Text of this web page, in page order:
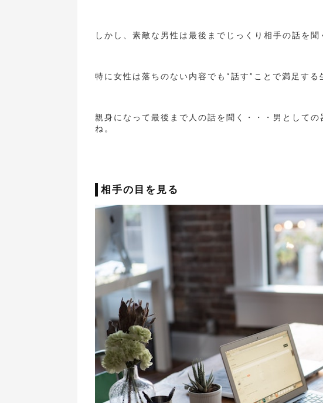
しかし、素敵な男性は最後までじっくり相手の話を聞
特に女性は落ちのない内容でも“話す”ことで満足する
親身になって最後まで人の話を聞く・・・男として
ね。
相手の目を見る